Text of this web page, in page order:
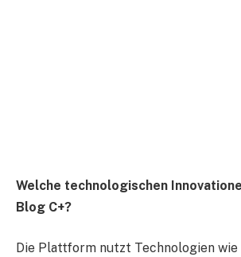
Welche technologischen
Blog C+?
Die Plattform nutzt Technologien